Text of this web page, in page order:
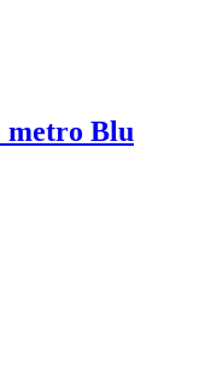
metro Blu